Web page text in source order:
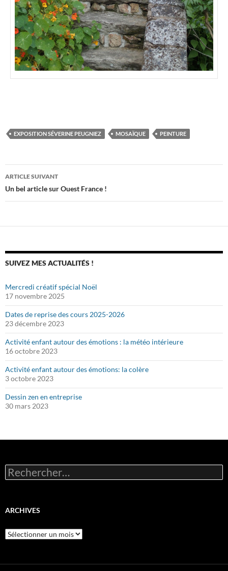
EXPOSITION SÉVERINE PEUGNIEZ MOSAÏQUE PEINTURE
Navigation
des
ARTICLE SUIVANT
Un bel article sur Ouest France !
SUIVEZ MES ACTUALITÉS !
Mercredi créatif spécial Noël
17 novembre 2025
Dates de reprise des cours 2025-2026
23 décembre 2023
Activité enfant autour des émotions : la météo intérieure
16 octobre 2023
Activité enfant autour des émotions: la colère
3 octobre 2023
Dessin zen en entreprise
30 mars 2023
Rechercher :
ARCHIVES
Archives